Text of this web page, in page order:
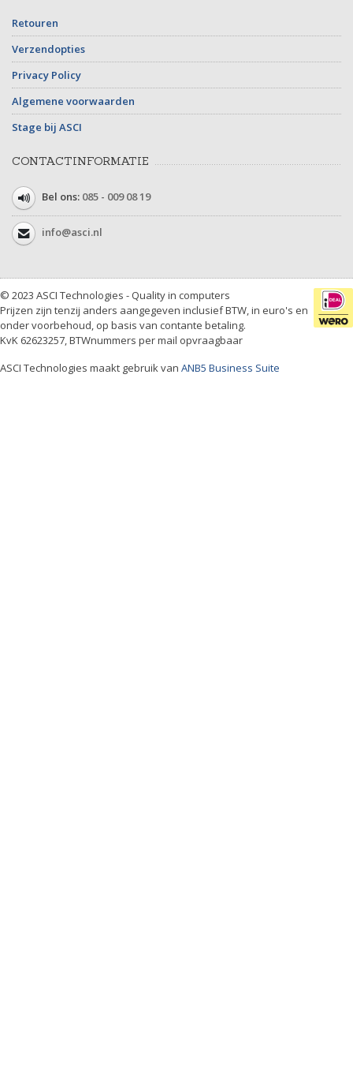
Retouren
Verzendopties
Privacy Policy
Algemene voorwaarden
Stage bij ASCI
CONTACTINFORMATIE
Bel ons: 085 - 009 08 19
info@asci.nl
© 2023 ASCI Technologies - Quality in computers
Prijzen zijn tenzij anders aangegeven inclusief BTW, in euro's en
onder voorbehoud, op basis van contante betaling.
KvK 62623257, BTWnummers per mail opvraagbaar
ASCI Technologies maakt gebruik van ANB5 Business Suite